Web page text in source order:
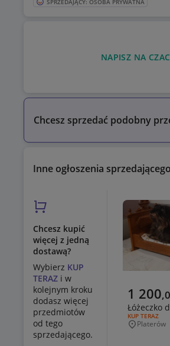
SPRZEDAJĄCY: OSOBA PRYWATNA
NAPISZ NA
Inne ogłoszenia sprzedającego
Chcesz kupić
więcej z jedną
dostawą?
Wybierz KUP
TERAZ i w
kolejnym kroku
dodasz więcej
przedmiotów
od tego
sprzedającego.
Aktualna
1 200,
Łóżeczko
RODZAJ OFERTY:
KUP TERAZ
Platerów
Chcesz sprzedać podobny